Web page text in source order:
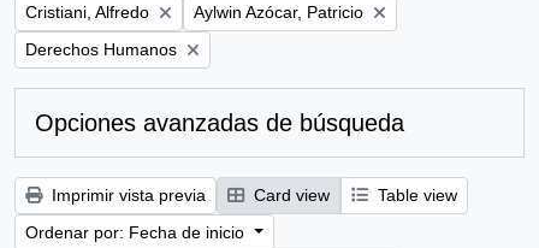
Remove filter:
Cristiani, Alfredo Remove filter:
Aylwin Azócar, Patricio
Remove filter:
Derechos Humanos
Opciones avanzadas de búsqueda
Imprimir vista previa Card view
Table view
Ordenar por: Fecha de inicio